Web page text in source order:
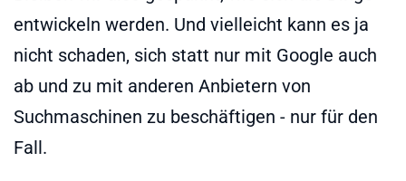
entwickeln werden. Und vielleicht kann es ja
nicht schaden, sich statt nur mit Google auch
ab und zu mit anderen Anbietern von
Suchmaschinen zu beschäftigen - nur für den
Fall.